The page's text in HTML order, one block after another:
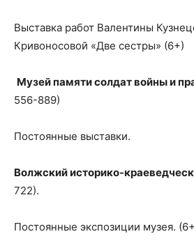
Выставка работ Валентины
Кривоносовой «Две сестры» (6+)
Музей памяти солдат войны и
556-889)
Постоянные выставки.
Волжский историко-
722).
Постоянные экспозиции музея.